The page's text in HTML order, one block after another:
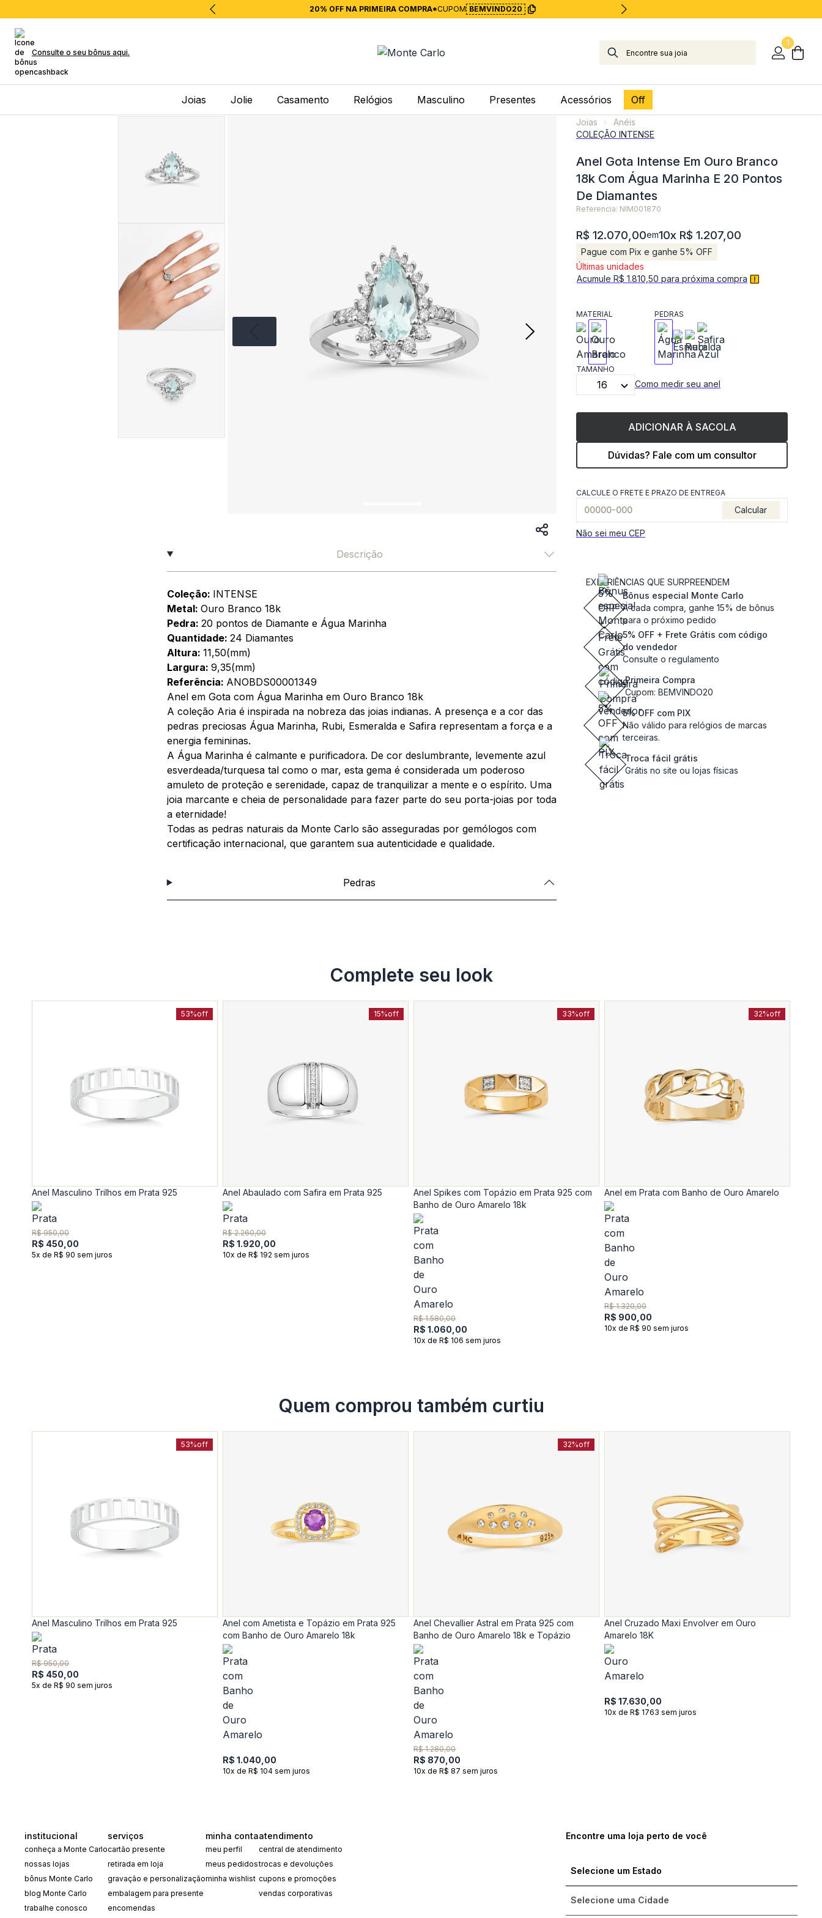
20% OFF NA PRIMEIRA COMPRA*CUPOM BEMVINDO20
Consulte o seu bônus aqui.
1
Joias Jolie Casamento Relógios Masculino Presentes Acessórios Off
Joias
Anéis
COLEÇÃO INTENSE
Anel Gota Intense Em Ouro Branco
18k Com Água Marinha E 20 Pontos
De Diamantes
Referencia: NIM001870
R$ 12.070,00em10x R$ 1.207,00
Pague com Pix e ganhe 5% OFF
Últimas unidades
Acumule R$ 1.810,50 para próxima compra
MATERIAL PEDRAS
TAMANHO
16 Como medir seu anel
ADICIONAR À SACOLA
Dúvidas? Fale com um consultor
CALCULE O FRETE E PRAZO DE ENTREGA
Calcular
Não sei meu CEP
EXPERIÊNCIAS QUE SURPREENDEM
Bônus especial Monte Carlo
A cada compra, ganhe 15% de bônus
para o próximo pedido
5% OFF + Frete Grátis com código
do vendedor
Consulte o regulamento
Primeira Compra
Cupom: BEMVINDO20
5% OFF com PIX
Não válido para relógios de marcas
terceiras.
Troca fácil grátis
Grátis no site ou lojas físicas
Descrição
Coleção: INTENSE
Metal: Ouro Branco 18k
Pedra: 20 pontos de Diamante e Água Marinha
Quantidade: 24 Diamantes
Altura: 11,50(mm)
Largura: 9,35(mm)
Referência: ANOBDS00001349
Anel em Gota com Água Marinha em Ouro Branco 18k
A coleção Aria é inspirada na nobreza das joias indianas. A presença e a cor das
pedras preciosas Água Marinha, Rubi, Esmeralda e Safira representam a força e a
energia femininas.
A Água Marinha é calmante e purificadora. De cor deslumbrante, levemente azul
esverdeada/turquesa tal como o mar, esta gema é considerada um poderoso
amuleto de proteção e serenidade, capaz de tranquilizar a mente e o espírito. Uma
joia marcante e cheia de personalidade para fazer parte do seu porta-joias por toda
a eternidade!
Todas as pedras naturais da Monte Carlo são asseguradas por gemólogos com
certificação internacional, que garantem sua autenticidade e qualidade.
Pedras
Complete seu look
53%off
Anel Masculino Trilhos em Prata 925
R$ 950,00
R$ 450,00
5x de R$ 90 sem juros
15%off
Anel Abaulado com Safira em Prata 925
R$ 2.260,00
R$ 1.920,00
10x de R$ 192 sem juros
33%off
Anel Spikes com Topázio em Prata 925 com
Banho de Ouro Amarelo 18k
R$ 1.580,00
R$ 1.060,00
10x de R$ 106 sem juros
32%off
Anel em Prata com Banho de Ouro Amarelo
R$ 1.320,00
R$ 900,00
10x de R$ 90 sem juros
Quem comprou também curtiu
53%off
Anel Masculino Trilhos em Prata 925
R$ 950,00
R$ 450,00
5x de R$ 90 sem juros
Anel com Ametista e Topázio em Prata 925
com Banho de Ouro Amarelo 18k
R$ 1.040,00
10x de R$ 104 sem juros
32%off
Anel Chevallier Astral em Prata 925 com
Banho de Ouro Amarelo 18k e Topázio
R$ 1.280,00
R$ 870,00
10x de R$ 87 sem juros
Anel Cruzado Maxi Envolver em Ouro
Amarelo 18K
R$ 17.630,00
10x de R$ 1763 sem juros
institucional
conheça a Monte Carlo
nossas lojas
bônus Monte Carlo
blog Monte Carlo
trabalhe conosco
serviços
cartão presente
retirada em loja
gravação e personalização
embalagem para presente
encomendas
minha conta
meu perfil
meus pedidos
minha wishlist
atendimento
central de atendimento
trocas e devoluções
cupons e promoções
vendas corporativas
Encontre uma loja perto de você